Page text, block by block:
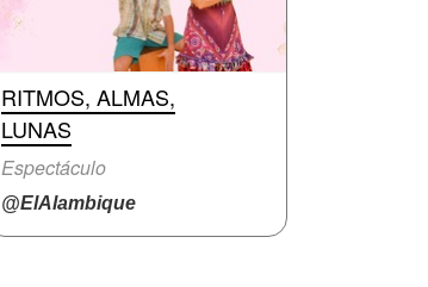
RITMOS, ALMAS,
LUNAS
Espectáculo
@ElAlambique